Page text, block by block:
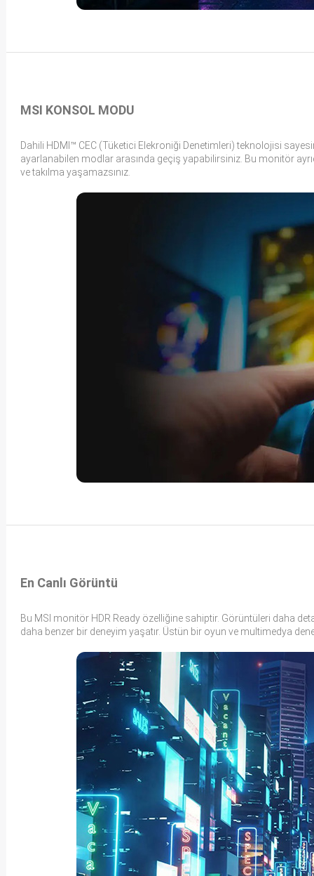
MSI KONSOL MODU
Dahili HDMI™ CEC (Tüketici Elekroniği Denetimleri) teknolojisi
ayarlanabilen modlar arasında geçiş yapabilirsiniz. Bu monitör
ve takılma yaşamazsınız.
En Canlı Görüntü
Bu MSI monitör HDR Ready özelliğine sahiptir. Görüntüleri daha
daha benzer bir deneyim yaşatır. Üstün bir oyun ve multimedya